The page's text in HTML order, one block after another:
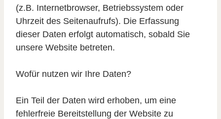
(z.B. Internetbrowser, Betriebssystem oder
Uhrzeit des Seitenaufrufs). Die Erfassung
dieser Daten erfolgt automatisch, sobald Sie
unsere Website betreten.
Wofür nutzen wir Ihre Daten?
Ein Teil der Daten wird erhoben, um eine
fehlerfreie Bereitstellung der Website zu